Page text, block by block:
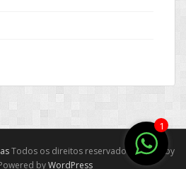
Todos os direitos reservados. Theme by
byWordPress
1